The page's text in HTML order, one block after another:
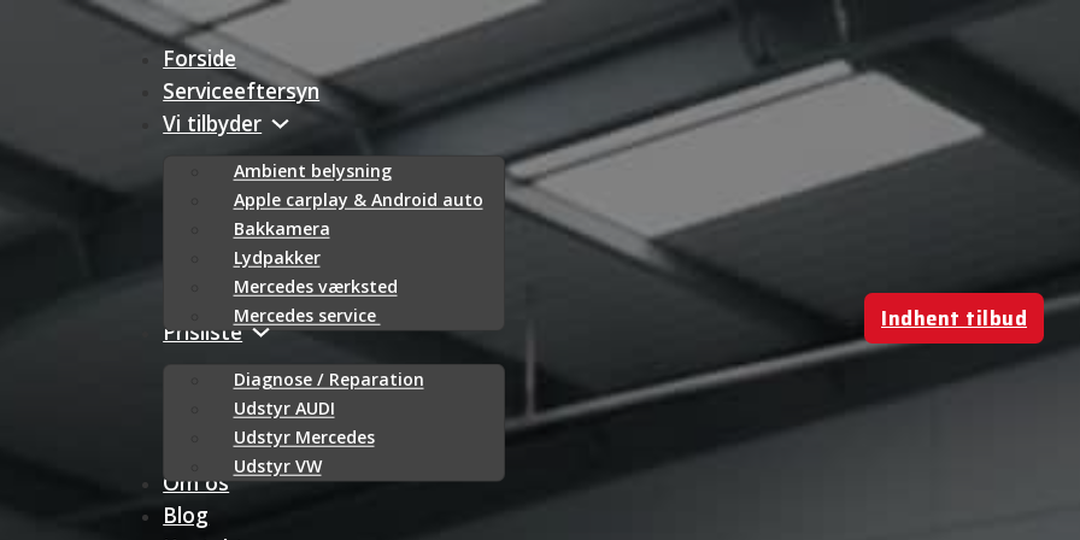
Forside
Serviceeftersyn
Vi tilbyder
Ambient belysning
Apple carplay & Android auto
Bakkamera
Lydpakker
Mercedes værksted
Mercedes service
Prisliste
Diagnose / Reparation
Udstyr AUDI
Udstyr Mercedes
Udstyr VW
Om os
Blog
Indhent tilbud